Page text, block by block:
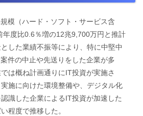
模（ハード・ソフト・サービス含
年度比0.6％増の12兆9,700万円と推計
した業績不振等により、特に中堅中
件の中止や先送りをした企業が多
は概ね計画通りにIT投資が実施さ
施に向けた環境整備や、デジタル化
識した企業によるIT投資が加速した
程度で推移した。